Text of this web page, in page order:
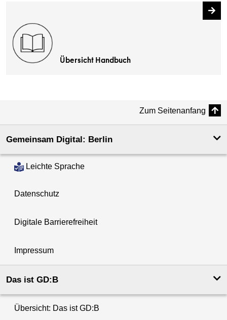
Übersicht Handbuch
Zum Seitenanfang
Gemeinsam Digital: Berlin
Leichte Sprache
Datenschutz
Digitale Barrierefreiheit
Impressum
Das ist GD:B
Übersicht: Das ist GD:B